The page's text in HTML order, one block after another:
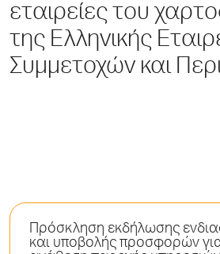
εταιρείες του
της Ελληνικής
Συμμετοχών και
Πρόσκληση εκδήλωσης
και υποβολής προσφορών